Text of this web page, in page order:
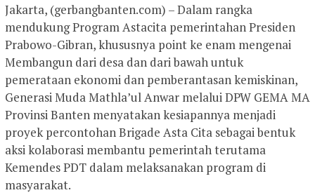
Jakarta, (gerbangbanten.com) – Dalam rangka
mendukung Program Astacita pemerintahan Presiden
Prabowo-Gibran, khususnya point ke enam mengenai
Membangun dari desa dan dari bawah untuk
pemerataan ekonomi dan pemberantasan kemiskinan,
Generasi Muda Mathla’ul Anwar melalui DPW GEMA MA
Provinsi Banten menyatakan kesiapannya menjadi
proyek percontohan Brigade Asta Cita sebagai bentuk
aksi kolaborasi membantu pemerintah terutama
Kemendes PDT dalam melaksanakan program di
masyarakat.